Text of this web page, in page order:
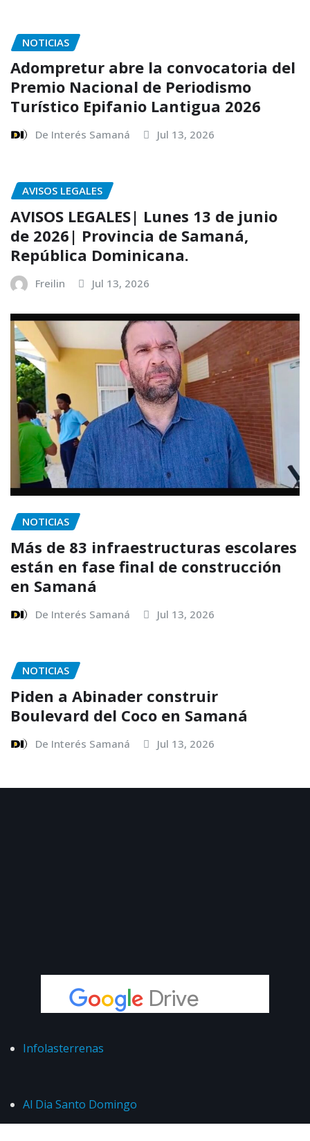
NOTICIAS
Adompretur abre la convocatoria del
Premio Nacional de Periodismo
Turístico Epifanio Lantigua 2026
De Interés Samaná Jul 13, 2026
AVISOS LEGALES
AVISOS LEGALES| Lunes 13 de junio
de 2026| Provincia de Samaná,
República Dominicana.
Freilin Jul 13, 2026
NOTICIAS
Más de 83 infraestructuras escolares
están en fase final de construcción
en Samaná
De Interés Samaná Jul 13, 2026
NOTICIAS
Piden a Abinader construir
Boulevard del Coco en Samaná
De Interés Samaná Jul 13, 2026
Infolasterrenas
Al Dia Santo Domingo